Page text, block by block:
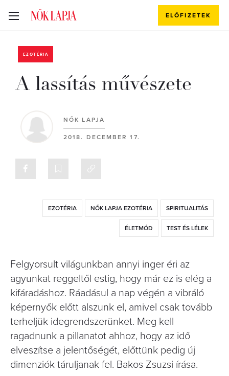
ELŐFIZETEK
EZOTÉRIA
A lassítás művészete
NŐK LAPJA
2018. DECEMBER 17.
EZOTÉRIA NŐK LAPJA EZOTÉRIA SPIRITUALITÁS
ÉLETMÓD TEST ÉS LÉLEK
Felgyorsult világunkban annyi inger éri az
agyunkat reggeltől estig, hogy már ez is elég a
kifáradáshoz. Ráadásul a nap végén a vibráló
képernyők előtt alszunk el, amivel csak tovább
terheljük idegrendszerünket. Meg kell
ragadnunk a pillanatot ahhoz, hogy az idő
elveszítse a jelentőségét, előttünk pedig új
dimenziók táruljanak fel. Bakos Zsuzsi írása.